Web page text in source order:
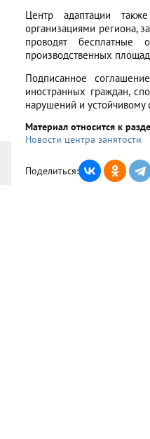
Центр адаптации
организациями региона,
проводят бесплатные
производственных
Подписанное
иностранных граждан,
нарушений и
Материал относится к
Новости центра занятости
Поделиться: